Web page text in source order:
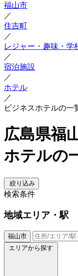
福山市
／
住吉町
／
レジャー・趣味・学
／
宿泊施設
／
ホテル
／
ビジネスホテルの一
広島県福
ホテルの
絞り込み
検索条件
地域エリア・駅
福山市
エリアから探す